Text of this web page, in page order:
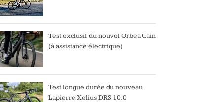
Test exclusif du nouvel Orbea Gain
(à assistance électrique)
Test longue durée du nouveau
Lapierre Xelius DRS 10.0